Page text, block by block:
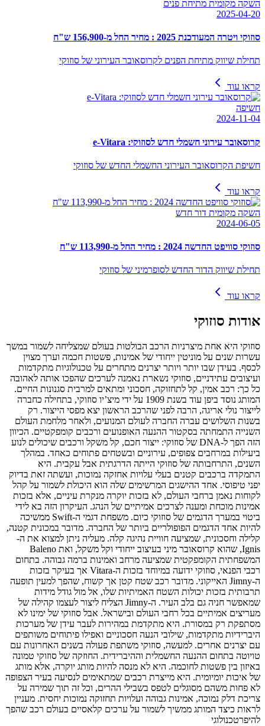
השקה מקומית מתיחת פנים
2025-04-20
סוזוקי ויטרה המעודכנת 2025 : מחיר החל מ-156,900 ש"ח
תחילת שיווק מתיחת הפנים לקרוסאובר העירוני של סוזוקי
קראו עוד
חשיפה
2024-11-04
קרוסאובר עירוני חשמלי חדש לסוזוקי: e-Vitara
חשיפת הקרוסאובר העירוני החשמלי החדש של סוזוקי
קראו עוד
השקה מקומית דור חדש
2024-06-05
סוזוקי סוויפט החדשה 2024 : מחיר החל מ-113,990 ש"ח
תחילת שיווק הדור החדש לסופרמיני של סוזוקי
קראו עוד
אודות סוזוקי
סוזוקי היא אחת מיצרניות הרכב הבולטות בעולם שמצליחה לשמור במשך
עשרות שנים על מוניטין ייחודי של אמינות, פשטות חכמה וערך מצוין
לכסף. בעידן שבו יותר ויותר יצרנים מתחרים על טכנולוגיות מתקדמות
ועיצובים עתידניים, סוזוקי נשארת נאמנה לערכים שהפכו אותה לאהובה
כל כך: רכב אמין, קל לתחזוקה, חסכוני ומתאים למרבית סגנונות החיים.
המותג נוסד ביפן עוד בשנת 1909 על ידי מיצ’יו סוזוקי, בתחילה כחברה
לייצור נולי אריגה, הרבה לפני שהרכב הראשון יצא מפסי הייצור. רק
בשנות השלושים עברה החברה לעולם המנועים, ולאחר מלחמת העולם
השנייה התמחתה בסקטור ההנעה האופנועים ורכבים קומפקטיים. הכיוון
הזה הפך ל‑DNA של סוזוקי: ייצור חכם, קל משקל ורכבים שיכולים לנוע
ביעילות במרחבים צפופים, עירוניים ובשטחים פתוחים כאחד. במהלך
השנים, התרחבותה של סוזוקי הייתה הדרגתית אבל עקבית. היא
התמקדה ברכבים קטנים בעלי עלויות אחזקה נמוכות, ועשתה זאת בדיוק
יפני טיפוסי. אחד ההישגים המרשימים שלה הוא היכולת לשמור על קהל
לקוחות נאמן ברחבי העולם, לא בזכות יוקרה מנקרת עיניים, אלא בזכות
אמינות מוכחת ומענה לצרכים אמיתיים של הנהג. העיקרון הזה בא לידי
ביטוי במערך הדגמים של סוזוקי כיום. משפחת דגמי ה‑Swift ממשיכה
להיות אחד הדגמים הפופולריים ביותר של החברה. מדובר במכונית קטנה,
קלילה וחסכונית, שמציעה חוויית נהיגה קלה. מעליה ניתן למצוא את ה-
Ignis, שהוא קרוסאובר מיני בעיצוב ייחודי וקל משקל, ואת Baleno
המשפחתית הקומפקטית שמציעה מרחב ואמינות ברמה גבוהה. בתחום
רכבי הפנאי, סוזוקי ידועה במיוחד בזכות ה‑Vitara אך בעיקר בזכות
ה‑Jimny האייקוני. מדובר רכב שטח קטן אך קשוח, שהפך למעין תופעה
תרבותית בזכות יכולות השטח האמיתיות שלו, אל מול גודל מידות
שמאפשר חניה גם בלב העיר. ה‑Jimny הצליח ליצור לעצמו קהילה של
מעריצים אמיתיים בכל רחבי העולם ובישראל. אבל סוזוקי של ימינו לא
מסתפקת רק במסורת. היא מתקדמת במהירות לעבר עידן של מערכות
היברידיות מתקדמות, שילובי הנעה חסכוניים ואפילו פיתוחים משותפים
עם יצרנים אחרים. למעשה, סוזוקי משתפת פעולה בשנים האחרונות עם
טויוטה בתחום ההנעה החשמלית וההיברידית. החוזקה של סוזוקי טמונה
באיזון בין פשטות לחוכמה. היא לא מנסה להיות מותג יוקרה, אלא מותג
של איכות יומיומית. היא מייצרת רכבים שמתאימים לנסיעה בעיר הצפופה
לא פחות משהם מסוגלים לטפס בשבילי ההרים, וכל זה תוך שמירה על
צריכת דלק נמוכה, אמינות גבוהה ועלויות תחזוקה נמוכות יחסית. מעניין
לראות כיצד המותג ממשיך לשמור על ערכים קלאסיים בעולם רכב שהפך
להיפרטכנולוגי